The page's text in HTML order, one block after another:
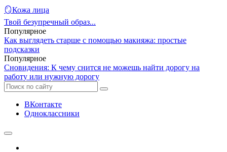
🪞Кожа лица
Твой безупречный образ...
Популярное
Как выглядеть старше с помощью макияжа: простые
подсказки
Популярное
Сновидения: К чему снится не можешь найти дорогу на
работу или нужную дорогу
ВКонтакте
Одноклассники